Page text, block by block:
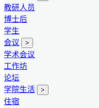
教研人员
博士后
学生
会议
>
学术会议
工作坊
论坛
学院生活
>
住宿